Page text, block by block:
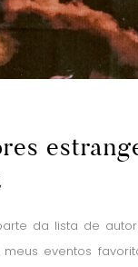
da lista de
eventos